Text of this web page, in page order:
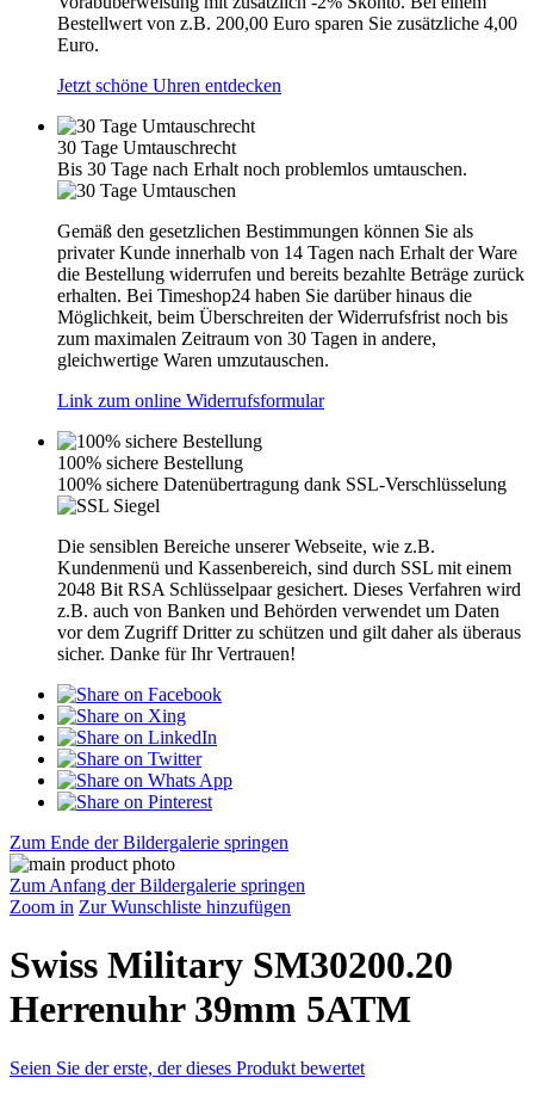
Bestellwert von z.B. 200,00 Euro sparen Sie zusätzliche 4,00
Euro.
Jetzt schöne Uhren entdecken
30 Tage Umtauschrecht
Bis 30 Tage nach Erhalt noch problemlos umtauschen.
Gemäß den gesetzlichen Bestimmungen können Sie als
privater Kunde innerhalb von 14 Tagen nach Erhalt der Ware
die Bestellung widerrufen und bereits bezahlte Beträge zurück
erhalten. Bei Timeshop24 haben Sie darüber hinaus die
Möglichkeit, beim Überschreiten der Widerrufsfrist noch bis
zum maximalen Zeitraum von 30 Tagen in andere,
gleichwertige Waren umzutauschen.
Link zum online Widerrufsformular
100% sichere Bestellung
100% sichere Datenübertragung dank SSL-Verschlüsselung
Die sensiblen Bereiche unserer Webseite, wie z.B.
Kundenmenü und Kassenbereich, sind durch SSL mit einem
2048 Bit RSA Schlüsselpaar gesichert. Dieses Verfahren wird
z.B. auch von Banken und Behörden verwendet um Daten
vor dem Zugriff Dritter zu schützen und gilt daher als überaus
sicher. Danke für Ihr Vertrauen!
Zum Ende der Bildergalerie springen
Zum Anfang der Bildergalerie springen
Zoom in Zur Wunschliste hinzufügen
Swiss Military SM30200.20
Herrenuhr 39mm 5ATM
Seien Sie der erste, der dieses Produkt bewertet